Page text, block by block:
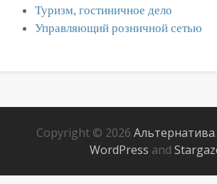
Туризм, гостиничное дело
Управляющий розничной сетью
Copyright © 2026 Альтернатива
WordPress and